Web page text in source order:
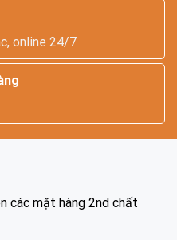
online 24/7
các mặt hàng 2nd chất